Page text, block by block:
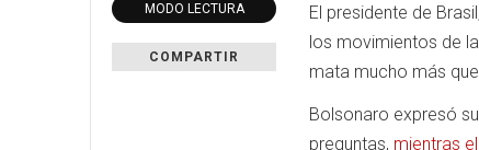
MODO LECTURA
COMPARTIR
El presidente de
los movimientos de
mata mucho más
Bolsonaro expresó
preguntas, mientras